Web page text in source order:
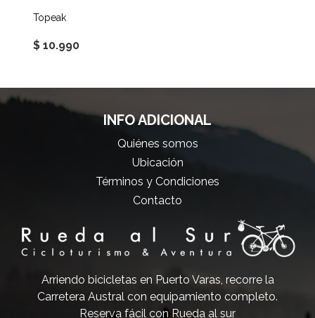
Topeak
$ 10.990
INFO ADICIONAL
Quiénes somos
Ubicación
Términos y Condiciones
Contacto
Arriendo bicicletas en Puerto Varas, recorre la
Carretera Austral con equipamiento completo.
Reserva fácil con Rueda al sur